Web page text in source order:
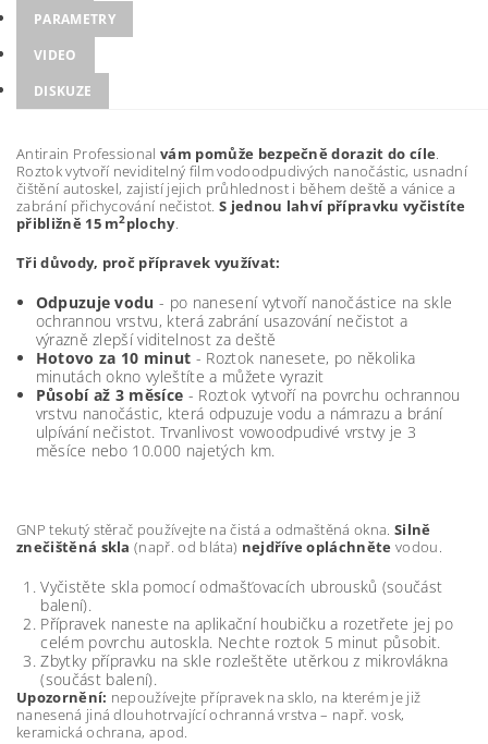
PARAMETRY
VIDEO
DISKUZE
Antirain Professionalvám pomůže bezpečně dorazit do cíle.
Roztok vytvoří neviditelný film vodoodpudivých nanočástic, usnadní
čištění autoskel, zajistí jejich průhlednost i během deště a vánice a
zabrání přichycování nečistot. S jednou lahví přípravku vyčistíte
přibližně 15 m2plochy.
Tři důvody, proč přípravek využívat:
Odpuzuje vodu - po nanesení vytvoří nanočástice na skle
ochrannou vrstvu, která zabrání usazování nečistot a
výrazně zlepší viditelnost za deště
Hotovo za 10 minut - Roztok nanesete, po několika
minutách okno vyleštíte a můžete vyrazit
Působí až 3 měsíce - Roztok vytvoří na povrchu ochrannou
vrstvu nanočástic, která odpuzuje vodu a námrazu a brání
ulpívání nečistot. Trvanlivost vowoodpudivé vrstvy je 3
měsíce nebo 10.000 najetých km.
GNP tekutý stěrač používejte na čistá a odmaštěná okna. Silně
znečištěná skla (např. od bláta) nejdříve opláchněte vodou.
Vyčistěte skla pomocí odmašťovacích ubrousků (součást
balení).
Přípravek naneste na aplikační houbičku a rozetřete jej po
celém povrchu autoskla. Nechte roztok 5 minut působit.
Zbytky přípravku na skle rozleštěte utěrkou z mikrovlákna
(součást balení).
Upozornění: nepoužívejte přípravek na sklo, na kterém je již
nanesená jiná dlouhotrvající ochranná vrstva – např. vosk,
keramická ochrana, apod.